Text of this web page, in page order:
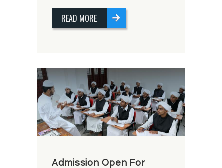
READ MORE
Admission Open For